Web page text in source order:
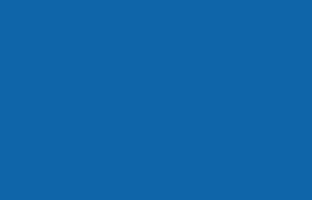
(M12-20cm)